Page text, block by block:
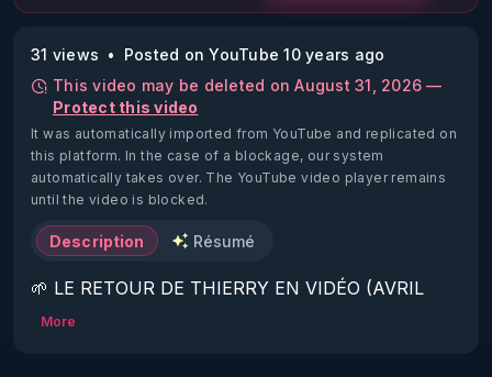
31 views
Posted on YouTube 10 years ago
This video may be deleted on August 31, 2026 —
Protect this video
It was automatically imported from YouTube and replicated on
this platform. In the case of a blockage, our system
automatically takes over. The YouTube video player remains
until the video is blocked.
Description Résumé
🌱 LE RETOUR DE THIERRY EN VIDÉO (AVRIL
2022)!
More